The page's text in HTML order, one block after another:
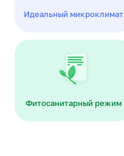
Идеальный микроклимат
Фитосанитарный режим